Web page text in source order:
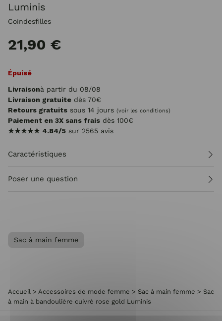
Luminis
Coindesfilles
21,90 €
Épuisé
Livraisonà partir du 08/08
Livraison gratuite dès 70€
Retours gratuits sous 14 jours (voir les conditions)
Paiement en 3X sans frais dès 100€
★★★★★ 4.84/5 sur 2565 avis
Caractéristiques
Poser une question
Sac à main femme
Accueil > Accessoires de mode femme > Sac à main femme > Sac
à main à bandoulière cuivré rose gold Luminis